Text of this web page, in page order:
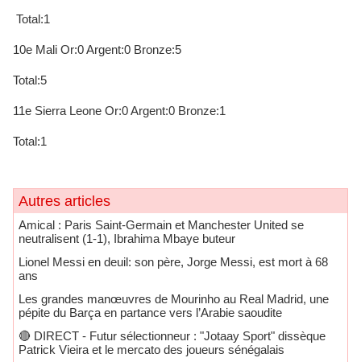
Total:1
10e Mali Or:0 Argent:0 Bronze:5
Total:5
11e Sierra Leone Or:0 Argent:0 Bronze:1
Total:1
Autres articles
Amical : Paris Saint-Germain et Manchester United se
neutralisent (1-1), Ibrahima Mbaye buteur
Lionel Messi en deuil: son père, Jorge Messi, est mort à 68
ans
Les grandes manœuvres de Mourinho au Real Madrid, une
pépite du Barça en partance vers l’Arabie saoudite
🔴​ DIRECT - Futur sélectionneur : "Jotaay Sport" dissèque
Patrick Vieira et le mercato des joueurs sénégalais